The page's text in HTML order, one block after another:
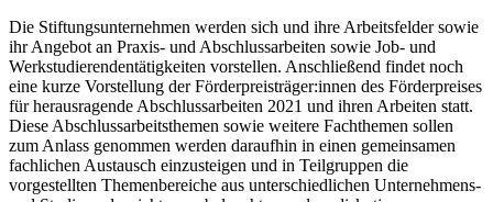
Die Stiftungsunternehmen werden sich und ihre Arbeitsfelder sowie
ihr Angebot an Praxis- und Abschlussarbeiten sowie Job- und
Werkstudierendentätigkeiten vorstellen. Anschließend findet noch
eine kurze Vorstellung der Förderpreisträger:innen des Förderpreises
für herausragende Abschlussarbeiten 2021 und ihren Arbeiten statt.
Diese Abschlussarbeitsthemen sowie weitere Fachthemen sollen
zum Anlass genommen werden daraufhin in einen gemeinsamen
fachlichen Austausch einzusteigen und in Teilgruppen die
vorgestellten Themenbereiche aus unterschiedlichen Unternehmens-